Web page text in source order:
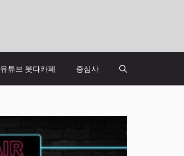
유튜브 붓다카페 증심사